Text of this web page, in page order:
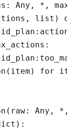
Any, *,
list)
for